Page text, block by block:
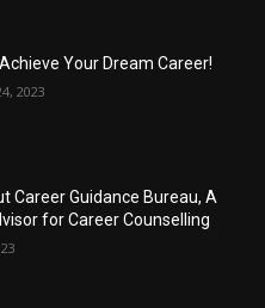
Your Dream Career!
2023
Career Guidance Bureau, A
for Career Counselling